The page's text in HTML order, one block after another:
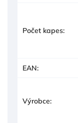
Počet kapes:
EAN:
Výrobce: